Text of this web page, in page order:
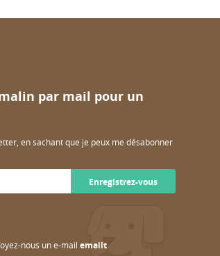
par mail pour un
en sachant que je peux me désabonner
Enregistrez-vous
nous un e-mail emailt